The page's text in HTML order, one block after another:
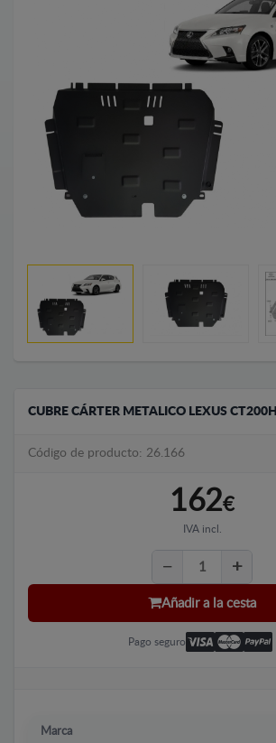
CUBRE CÁRTER METALICO LEXUS CT200H
Código de producto: 26.166
162€
IVA incl.
Añadir a la cesta
Pago seguro
Marca